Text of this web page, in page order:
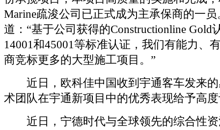
Marine疏浚公司已正式成为主承保商的一员
道：“基于公司获得的Constructionline Gold
14001和45001等标准认证，我们有能力、
商竞标更多的大型施工项目。”
近日，欧科佳中国收到宇通客车发来的
术团队在宇通新项目中的优秀表现给予高
近日，宁德时代与全球领先的综合性资